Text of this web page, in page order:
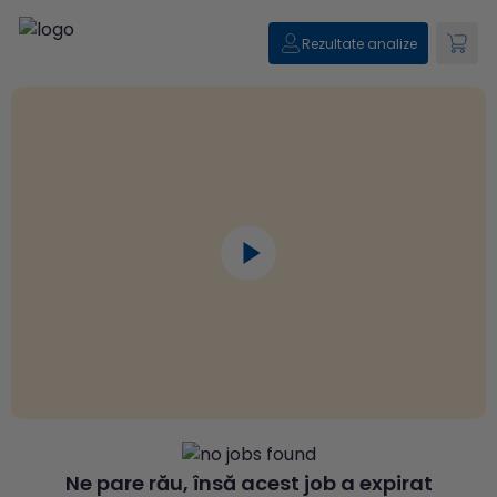
Rezultate analize
Ne pare rău, însă acest job a expirat